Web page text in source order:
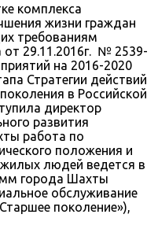
комплекса
жизни граждан
требованиям
от 29.11.2016г. № 2539-
на 2016-2020
Стратегии действий
в Российской
директор
развития
работа по
положения и
людей ведется в
города Шахты
обслуживание
поколение»),